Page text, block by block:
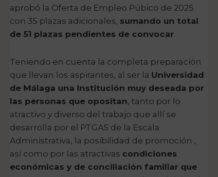
aprobó la Oferta de Empleo Púbico de 2025
con 35 plazas adicionales, sumando un total
de 51 plazas pendientes de convocar.
Teniendo en cuenta la completa preparación
que llevan los aspirantes, al ser la Universidad
de Málaga una Institución muy deseada por
las personas que opositan, tanto por lo
atractivo y diverso del trabajo que allí se
desarrolla por el PTGAS de la Escala
Administrativa, la posibilidad de promoción ,
así como por las atractivas condiciones
económicas y de conciliación familiar que